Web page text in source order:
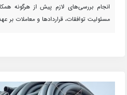
انجام بررسی‌های لازم پیش از هرگونه
مسئولیت توافقات، قراردادها و معاملات بر